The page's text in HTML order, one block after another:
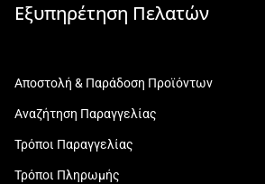
Εξυπηρέτηση Πελατών
Αποστολή & Παράδοση Προϊόντων
Αναζήτηση Παραγγελίας
Τρόποι Παραγγελίας
Τρόποι Πληρωμής